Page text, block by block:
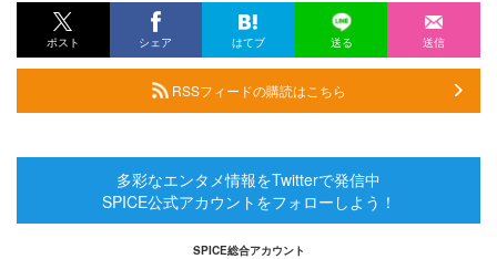
ポスト シェア はてブ 送る 送信
RSSフィードの購読はこちら
多彩なエンタメ情報をTwitterで発信中
SPICE公式アカウントをフォローしよう！
SPICE総合アカウント